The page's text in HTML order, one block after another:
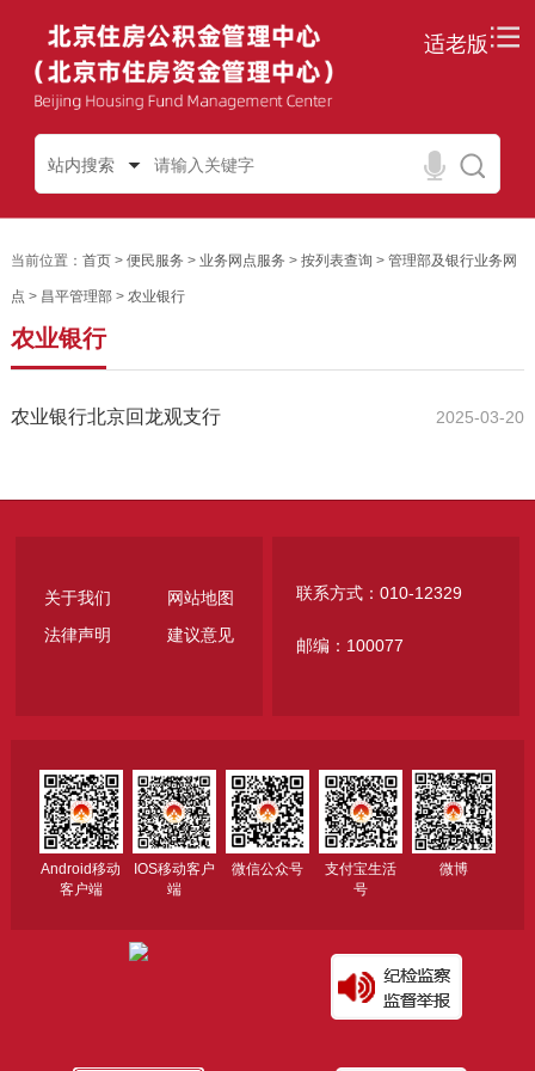
适老版
站内搜索
当前位置： 首页> 便民服务 > 业务网点服务 > 按列表查询 > 管理部及银行业务网
点 > 昌平管理部> 农业银行
农业银行
农业银行北京回龙观支行 2025-03-20
关于我们
网站地图
法律声明
建议意见
联系方式：010-12329
邮编：100077
Android移动
客户端
IOS移动客户
端
微信公众号
支付宝生活
号
微博